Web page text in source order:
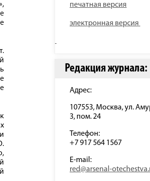
печатная версия
электронная версия
Редакция журнала:
Адрес:
107553, Москва, ул.
3, пом. 24
Телефон:
+7 917 564 1567
E-mail:
red@arsenal-